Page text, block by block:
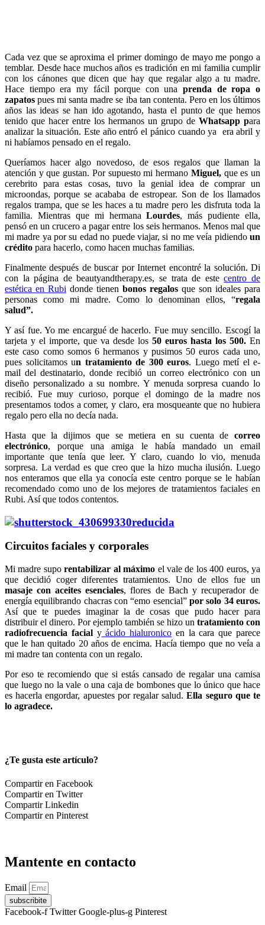
Cada vez que se aproxima el primer domingo de mayo me pongo a
temblar. Desde hace muchos años es tradición en mi familia cumplir
con los cánones que dicen que hay que regalar algo a tu madre.
Hace tiempo era my fácil porque con unaprenda de ropa o
zapatos pues mi santa madre se iba tan contenta. Pero en los últimos
años las ideas se han ido agotando, hasta el punto de que hemos
tenido que hacer entre los hermanos un grupo de Whatsapp para
analizar la situación. Este año entró el pánico cuando ya era abril y
ni habíamos pensado en el regalo.
Queríamos hacer algo novedoso, de esos regalos que llaman la
atención y que gustan. Por supuesto mi hermano Miguel,que es un
cerebrito para estas cosas, tuvo la genial idea de comprar un
microondas, porque se acababa de estropear. Son de los llamados
regalos trampa, que se les haces a tu madre pero les disfruta toda la
familia. Mientras que mi hermanaLourdes, más pudiente ella,
pensó en un crucero a pagar entre los seis hermanos. Menos mal que
mi madre ya por su edad no puede viajar, si no me veía pidiendo un
crédito para hacerlo, como hacen muchas familias.
Finalmente después de buscar por Internet encontré la solución. Di
con la página de beautyandtherapy.es, se trata de estecentro de
estética en Rubi donde tienen bonos regalos que son ideales para
personas como mi madre. Como lo denominan ellos, “regala
salud”.
Y así fue. Yo me encargué de hacerlo. Fue muy sencillo. Escogí la
tarjeta y el importe, que va desde los 50 euros hasta los 500. En
este caso como somos 6 hermanos y pusimos 50 euros cada uno,
pues solicitamos un tratamiento de 300 euros. Luego metí el e-
mail del destinatario, donde recibió un correo electrónico con un
diseño personalizado a su nombre. Y menuda sorpresa cuando lo
recibió. Fue muy curioso, porque el domingo de la madre nos
presentamos todos a comer, y claro, era mosqueante que no hubiera
regalo pero ella no decía nada.
Hasta que la dijimos que se metiera en su cuenta de correo
electrónico, porque una amiga le había mandado un email
importante que tenía que leer. Y claro, cuando lo vio, menuda
sorpresa. La verdad es que creo que la hizo mucha ilusión. Luego
nos enteramos que ella ya conocía este centro porque se le habían
recomendado como uno de los mejores de tratamientos faciales en
Rubi. Así que todos contentos.
Circuitos faciales y corporales
Mi madre suporentabilizar al máximo el vale de los 400 euros, ya
que decidió coger diferentes tratamientos. Uno de ellos fue un
masaje con aceites esenciales, flores de Bach y recuperador de
energía equilibrando chacras con “emo esencial”por solo 34 euros.
Así que te puedes imaginar la de cosas que pudo hacer para
distribuir el dinero. Por ejemplo también se hizo un tratamiento con
radiofrecuencia facialyácido hialuronico en la cara que parece
que le han quitado 20 años de encima. Hacía tiempo que no veía a
mi madre tan contenta con un regalo.
Por eso te recomiendo que si estás cansado de regalar una camisa
que luego no la vale o una caja de bombones que lo único que hace
es hacerla engordar, apuestes por regalar salud.Ella seguro que te
lo agradece.
¿Te gusta este artículo?
Compartir en Facebook
Compartir en Twitter
Compartir Linkedin
Compartir en Pinterest
Mantente en contacto
Email
subscribite
Facebook-f Twitter Google-plus-g Pinterest